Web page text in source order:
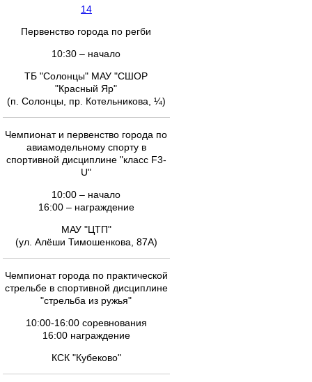
14
Первенство города по регби
10:30 – начало
ТБ "Солонцы" МАУ "СШОР
"Красный Яр"
(п. Солонцы, пр. Котельникова, ¼)
Чемпионат и первенство города по
авиамодельному спорту в
спортивной дисциплине "класс F3-
U"
10:00 – начало
16:00 – награждение
МАУ "ЦТП"
(ул. Алёши Тимошенкова, 87А)
Чемпионат города по практической
стрельбе в спортивной дисциплине
"стрельба из ружья"
10:00-16:00 соревнования
16:00 награждение
КСК "Кубеково"